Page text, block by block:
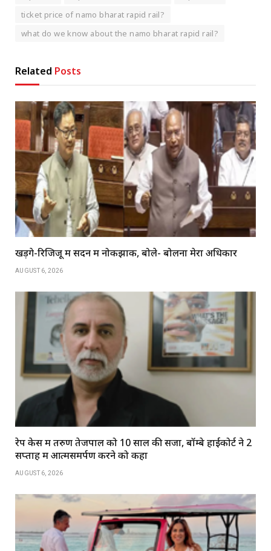
ticket price of namo bharat rapid rail?
what do we know about the namo bharat rapid rail?
Related Posts
खड़गे-रिजिजू में सदन में नोकझोंक, बोले- बोलना मेरा अधिकार
AUGUST 6, 2026
रेप केस में तरुण तेजपाल को 10 साल की सजा, बॉम्बे हाईकोर्ट ने 2
सप्ताह में आत्मसमर्पण करने को कहा
AUGUST 6, 2026